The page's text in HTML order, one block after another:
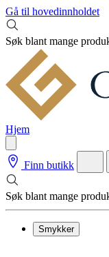
Gå til hovedinnholdet
Søk blant mange
Hjem
Finn butikk
Søk blant mange
Smykker